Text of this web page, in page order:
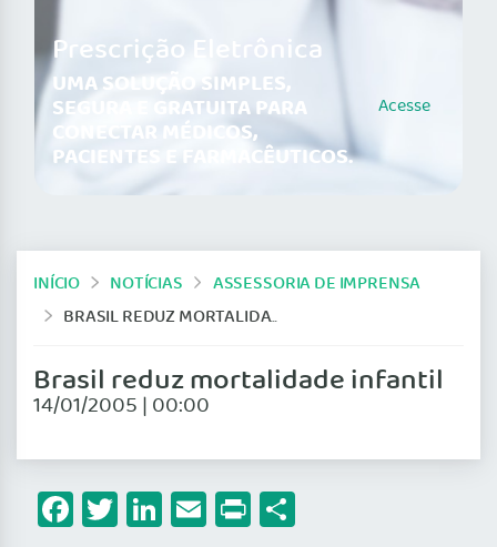
Prescrição Eletrônica
UMA SOLUÇÃO SIMPLES,
SEGURA E GRATUITA PARA
CONECTAR MÉDICOS,
PACIENTES E FARMACÊUTICOS.
Acesse
INÍCIO NOTÍCIAS
ASSESSORIA DE IMPRENSA
BRASIL REDUZ MORTALIDADE INFANTIL
Brasil reduz mortalidade infantil
14/01/2005 | 00:00
Facebook
Twitter
LinkedIn
Email
Print